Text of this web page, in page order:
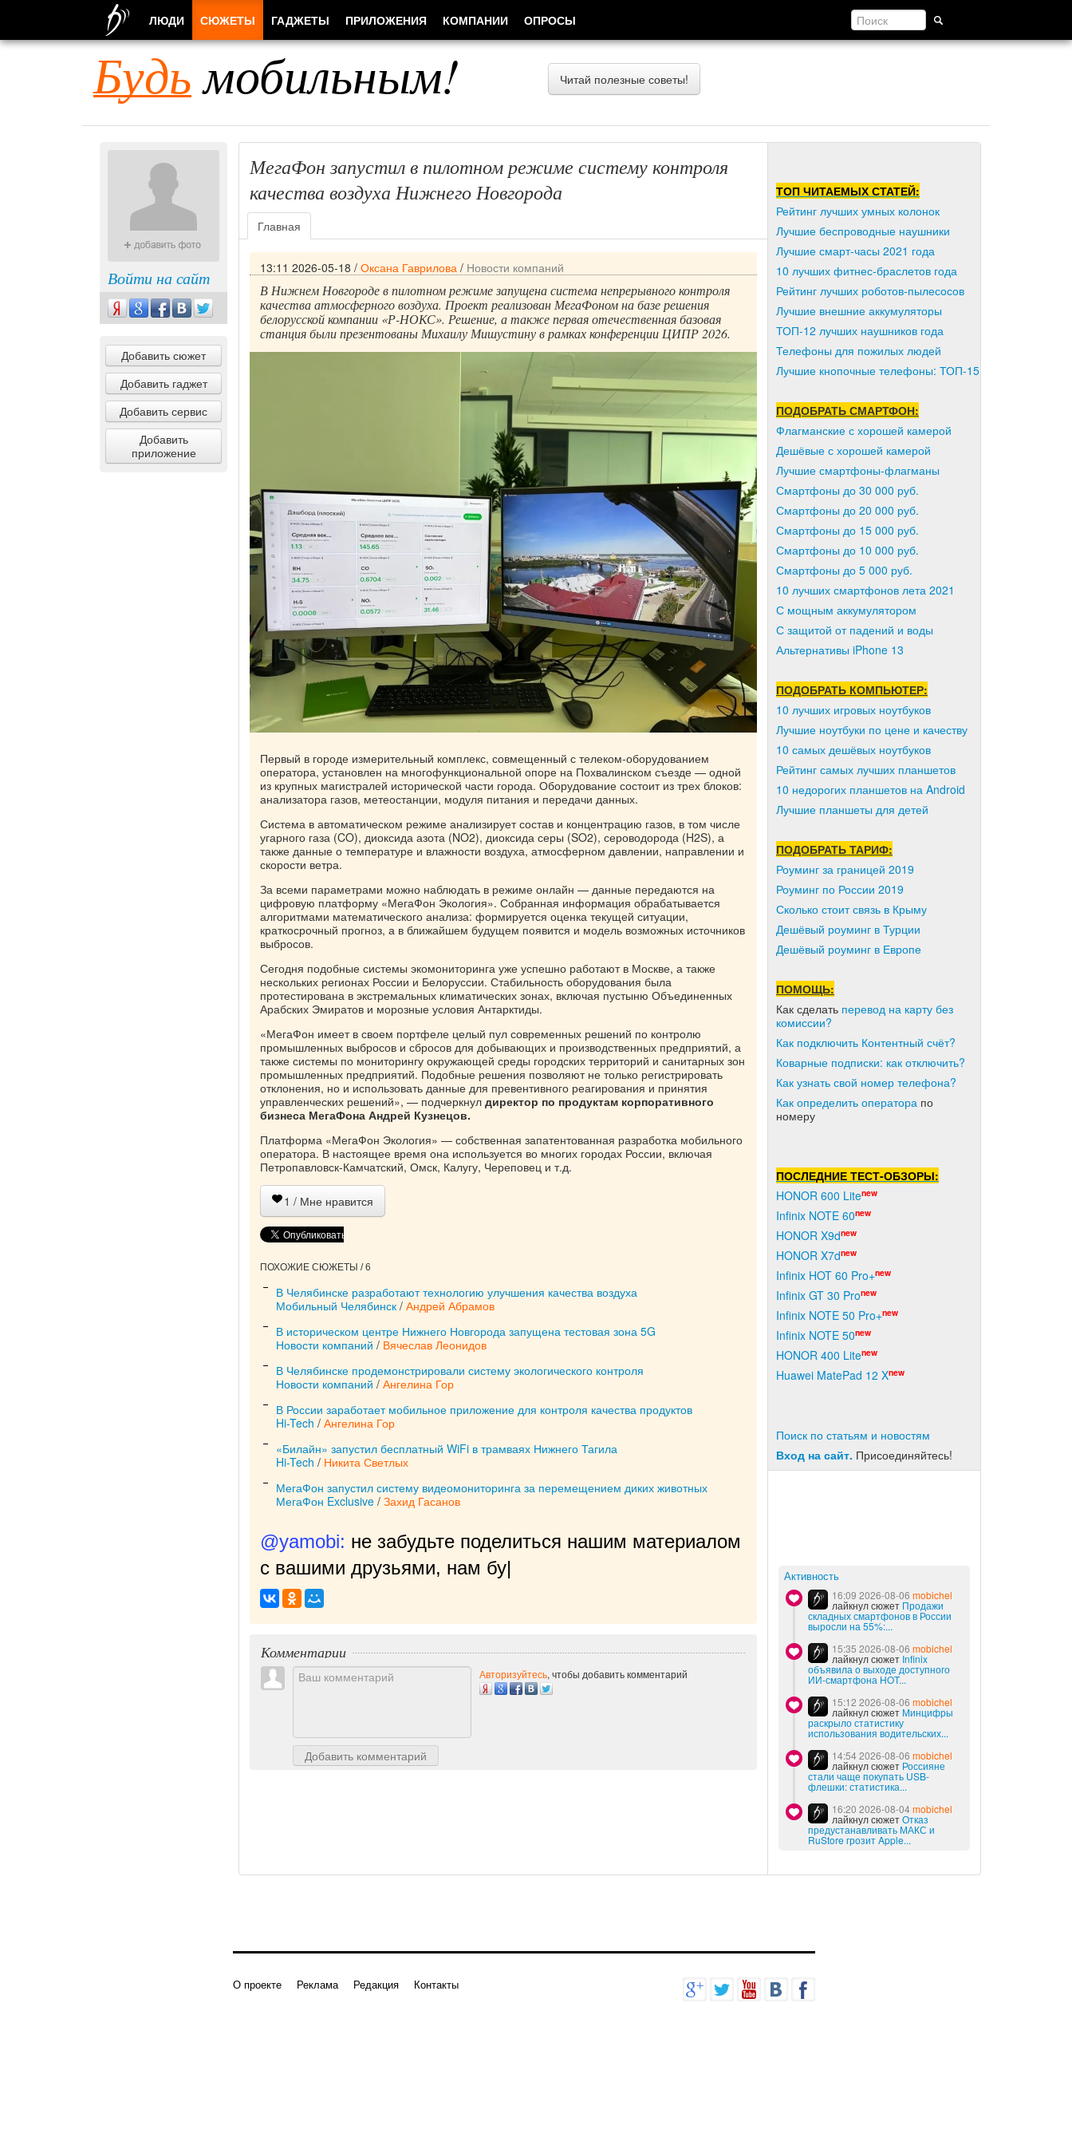
Будьмобильным! Читай полезные советы!
Войти на сайт
Добавить сюжет
Добавить гаджет
Добавить сервис
Добавить
приложение
МегаФон запустил в пилотном режиме систему контроля
качества воздуха Нижнего Новгорода
Главная
13:11 2026-05-18 / Оксана Гаврилова / Новости компаний
В Нижнем Новгороде в пилотном режиме запущена система непрерывного контроля
качества атмосферного воздуха. Проект реализован МегаФоном на базе решения
белорусской компании «Р-НОКС». Решение, а также первая отечественная базовая
станция были презентованы Михаилу Мишустину в рамках конференции ЦИПР 2026.
Первый в городе измерительный комплекс, совмещенный с телеком-оборудованием
оператора, установлен на многофункциональной опоре на Похвалинском съезде — одной
из крупных магистралей исторической части города. Оборудование состоит из трех блоков:
анализатора газов, метеостанции, модуля питания и передачи данных.
Система в автоматическом режиме анализирует состав и концентрацию газов, в том числе
угарного газа (CO), диоксида азота (NO2), диоксида серы (SO2), сероводорода (H2S), а
также данные о температуре и влажности воздуха, атмосферном давлении, направлении и
скорости ветра.
За всеми параметрами можно наблюдать в режиме онлайн — данные передаются на
цифровую платформу «МегаФон Экология». Собранная информация обрабатывается
алгоритмами математического анализа: формируется оценка текущей ситуации,
краткосрочный прогноз, а в ближайшем будущем появится и модель возможных источников
выбросов.
Сегодня подобные системы экомониторинга уже успешно работают в Москве, а также
нескольких регионах России и Белоруссии. Стабильность оборудования была
протестирована в экстремальных климатических зонах, включая пустыню Объединенных
Арабских Эмиратов и морозные условия Антарктиды.
«МегаФон имеет в своем портфеле целый пул современных решений по контролю
промышленных выбросов и сбросов для добывающих и производственных предприятий, а
также системы по мониторингу окружающей среды городских территорий и санитарных зон
промышленных предприятий. Подобные решения позволяют не только регистрировать
отклонения, но и использовать данные для превентивного реагирования и принятия
управленческих решений», — подчеркнул директор по продуктам корпоративного
бизнеса МегаФона Андрей Кузнецов.
Платформа «МегаФон Экология» — собственная запатентованная разработка мобильного
оператора. В настоящее время она используется во многих городах России, включая
Петропавловск-Камчатский, Омск, Калугу, Череповец и т.д.
1 / Мне нравится
ПОХОЖИЕ СЮЖЕТЫ / 6
В Челябинске разработают технологию улучшения качества воздуха
Мобильный Челябинск / Андрей Абрамов
В историческом центре Нижнего Новгорода запущена тестовая зона 5G
Новости компаний / Вячеслав Леонидов
В Челябинске продемонстрировали систему экологического контроля
Новости компаний / Ангелина Гор
В России заработает мобильное приложение для контроля качества продуктов
Hi-Tech / Ангелина Гор
«Билайн» запустил бесплатный WiFi в трамваях Нижнего Тагила
Hi-Tech / Никита Светлых
МегаФон запустил систему видеомониторинга за перемещением диких животных
МегаФон Exclusive / Захид Гасанов
@yamobi: не забудьте поделиться нашим материалом
с вашими друзьями, нам будет очень приятно!
Комментарии
Добавить комментарий
Авторизуйтесь, чтобы добавить комментарий
ТОП ЧИТАЕМЫХ СТАТЕЙ:
Рейтинг лучших умных колонок
Лучшие беспроводные наушники
Лучшие смарт-часы 2021 года
10 лучших фитнес-браслетов года
Рейтинг лучших роботов-пылесосов
Лучшие внешние аккумуляторы
ТОП-12 лучших наушников года
Телефоны для пожилых людей
Лучшие кнопочные телефоны: ТОП-15
ПОДОБРАТЬ СМАРТФОН:
Флагманские с хорошей камерой
Дешёвые с хорошей камерой
Лучшие смартфоны-флагманы
Смартфоны до 30 000 руб.
Смартфоны до 20 000 руб.
Смартфоны до 15 000 руб.
Смартфоны до 10 000 руб.
Смартфоны до 5 000 руб.
10 лучших смартфонов лета 2021
С мощным аккумулятором
С защитой от падений и воды
Альтернативы iPhone 13
ПОДОБРАТЬ КОМПЬЮТЕР:
10 лучших игровых ноутбуков
Лучшие ноутбуки по цене и качеству
10 самых дешёвых ноутбуков
Рейтинг самых лучших планшетов
10 недорогих планшетов на Android
Лучшие планшеты для детей
ПОДОБРАТЬ ТАРИФ:
Роуминг за границей 2019
Роуминг по России 2019
Сколько стоит связь в Крыму
Дешёвый роуминг в Турции
Дешёвый роуминг в Европе
ПОМОЩЬ:
Как сделать перевод на карту без
комиссии?
Как подключить Контентный счёт?
Коварные подписки: как отключить?
Как узнать свой номер телефона?
Как определить оператора по
номеру
ПОСЛЕДНИЕ ТЕСТ-ОБЗОРЫ:
HONOR 600 Litenew
Infinix NOTE 60new
HONOR X9dnew
HONOR X7dnew
Infinix HOT 60 Pro+new
Infinix GT 30 Pronew
Infinix NOTE 50 Pro+new
Infinix NOTE 50new
HONOR 400 Litenew
Huawei MatePad 12 Xnew
Поиск по статьям и новостям
Вход на сайт. Присоединяйтесь!
Активность
16:09 2026-08-06 mobichel
лайкнул сюжет Продажи
складных смартфонов в России
выросли на 55%:...
15:35 2026-08-06 mobichel
лайкнул сюжет Infinix
объявила о выходе доступного
ИИ-смартфона HOT...
15:12 2026-08-06 mobichel
лайкнул сюжет Минцифры
раскрыло статистику
использования водительских...
14:54 2026-08-06 mobichel
лайкнул сюжет Россияне
стали чаще покупать USB-
флешки: статистика...
16:20 2026-08-04mobichel
лайкнул сюжетОтказ
предустанавливать МАКС и
RuStore грозит Apple...
ЛЮДИ СЮЖЕТЫ ГАДЖЕТЫ ПРИЛОЖЕНИЯ КОМПАНИИ ОПРОСЫ
О проекте Реклама Редакция Контакты